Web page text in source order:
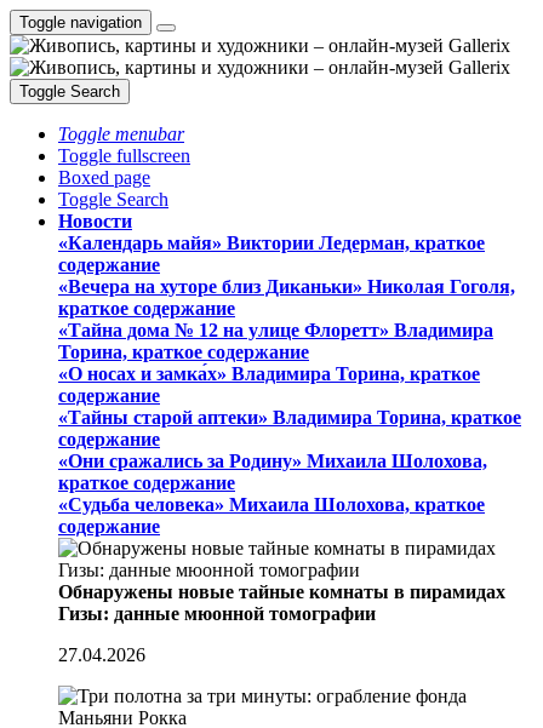
Toggle navigation
Toggle Search
Toggle menubar
Toggle fullscreen
Boxed page
Toggle Search
Новости
«Календарь майя» Виктории Ледерман, краткое
содержание
«Вечера на хуторе близ Диканьки» Николая Гоголя,
краткое содержание
«Тайна дома № 12 на улице Флоретт» Владимира
Торина, краткое содержание
«О носах и замка́х» Владимира Торина, краткое
содержание
«Тайны старой аптеки» Владимира Торина, краткое
содержание
«Они сражались за Родину» Михаила Шолохова,
краткое содержание
«Судьба человека» Михаила Шолохова, краткое
содержание
Обнаружены новые тайные комнаты в пирамидах
Гизы: данные мюонной томографии
27.04.2026